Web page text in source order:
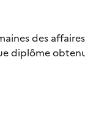
des
diplôme